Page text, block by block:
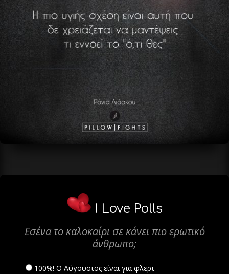
I Love Polls
Εσένα το καλοκαίρι σε κάνει πιο ερωτικό
άνθρωπο;
100%! Ο Αύγουστος είναι για φλερτ